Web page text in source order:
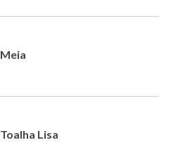
Meia
Toalha Lisa